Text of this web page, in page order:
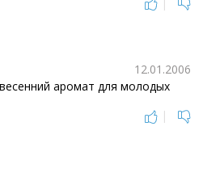
12.01.2006
аромат для молодых
|